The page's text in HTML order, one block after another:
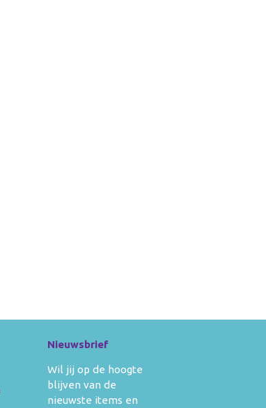
Nieuwsbrief
Wil jij op de hoogte
blijven van de
nieuwste items en